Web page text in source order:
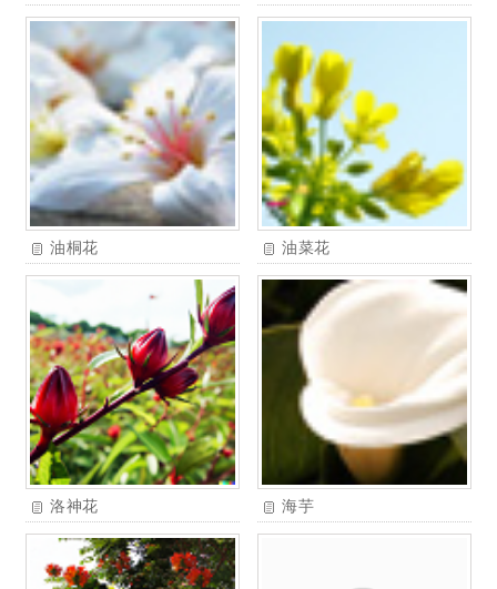
油桐花 油菜花
洛神花 海芋